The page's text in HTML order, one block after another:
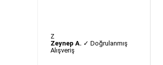
Z
Zeynep A. ✓ Doğrulanmış
Alışveriş